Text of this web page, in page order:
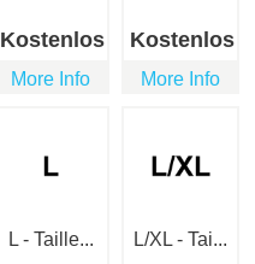
Kostenlos
More Info
Kostenlos
More Info
L - Taille... L/XL - Tai...